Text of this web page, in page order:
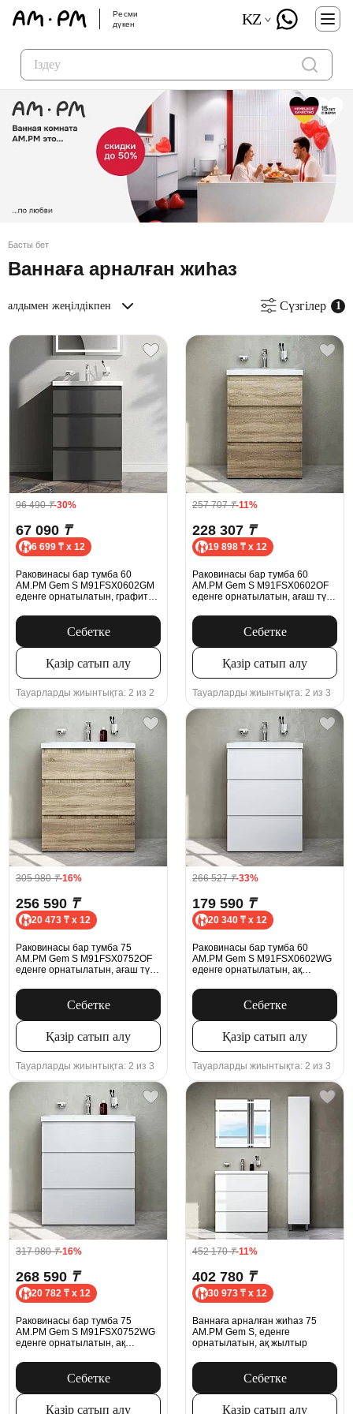
Ресми
дүкен
KZ
Басты бет
Ваннаға арналған жиһаз
алдымен жеңілдікпен Сүзгілер
96 490₸-30%
67 090 ₸
6 699 ₸ x 12
Раковинасы бар тумба 60
AM.PM Gem S M91FSX0602GM
еденге орнатылатын, графит
Себетке
Қазір сатып алу
Тауарларды жиынтықта: 2 из 2
257 707₸-11%
228 307 ₸
19 898 ₸ x 12
Раковинасы бар тумба 60
AM.PM Gem S M91FSX0602OF
еденге орнатылатын, ағаш түсі,
Себетке
Қазір сатып алу
Тауарларды жиынтықта: 2 из 3
305 980₸-16%
256 590 ₸
20 473 ₸ x 12
Раковинасы бар тумба 75
AM.PM Gem S M91FSX0752OF
еденге орнатылатын, ағаш түсі,
Себетке
Қазір сатып алу
Тауарларды жиынтықта: 2 из 3
266 527₸-33%
179 590 ₸
20 340 ₸ x 12
Раковинасы бар тумба 60
AM.PM Gem S M91FSX0602WG
еденге орнатылатын, ақ
Себетке
Қазір сатып алу
Тауарларды жиынтықта: 2 из 3
317 980₸-16%
268 590 ₸
20 782 ₸ x 12
Раковинасы бар тумба 75
AM.PM Gem S M91FSX0752WG
еденге орнатылатын, ақ
Себетке
Қазір сатып алу
452 170₸-11%
402 780 ₸
30 973 ₸ x 12
Ваннаға арналған жиһаз 75
AM.PM Gem S, еденге
орнатылатын, ақ жылтыр
Себетке
Қазір сатып алу